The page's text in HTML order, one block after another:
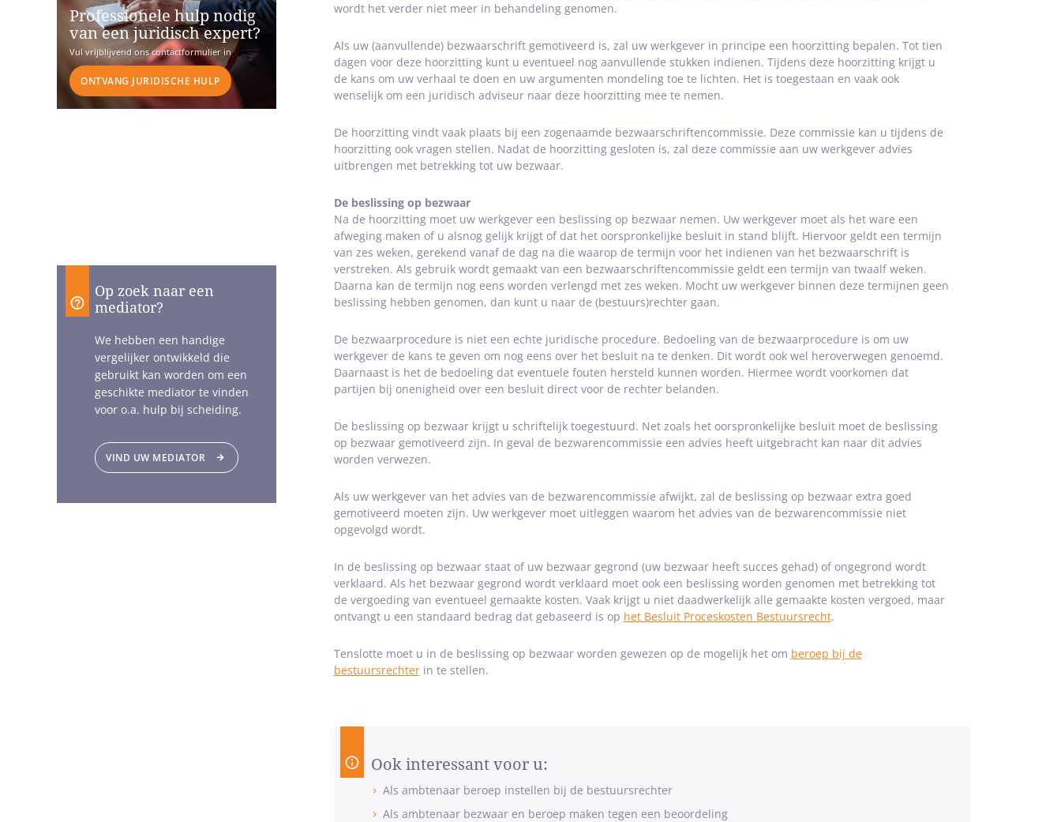
wordt het verder niet meer in behandeling genomen.
Als uw (aanvullende) bezwaarschrift gemotiveerd is, zal uw werkgever in principe een hoorzitting bepalen. Tot tien
dagen voor deze hoorzitting kunt u eventueel nog aanvullende stukken indienen. Tijdens deze hoorzitting krijgt u
de kans om uw verhaal te doen en uw argumenten mondeling toe te lichten. Het is toegestaan en vaak ook
wenselijk om een juridisch adviseur naar deze hoorzitting mee te nemen.
De hoorzitting vindt vaak plaats bij een zogenaamde bezwaarschriftencommissie. Deze commissie kan u tijdens de
hoorzitting ook vragen stellen. Nadat de hoorzitting gesloten is, zal deze commissie aan uw werkgever advies
uitbrengen met betrekking tot uw bezwaar.
De beslissing op bezwaar
Na de hoorzitting moet uw werkgever een beslissing op bezwaar nemen. Uw werkgever moet als het ware een
afweging maken of u alsnog gelijk krijgt of dat het oorspronkelijke besluit in stand blijft. Hiervoor geldt een termijn
van zes weken, gerekend vanaf de dag na die waarop de termijn voor het indienen van het bezwaarschrift is
verstreken. Als gebruik wordt gemaakt van een bezwaarschriftencommissie geldt een termijn van twaalf weken.
Daarna kan de termijn nog eens worden verlengd met zes weken. Mocht uw werkgever binnen deze termijnen geen
beslissing hebben genomen, dan kunt u naar de (bestuurs)rechter gaan.
De bezwaarprocedure is niet een echte juridische procedure. Bedoeling van de bezwaarprocedure is om uw
werkgever de kans te geven om nog eens over het besluit na te denken. Dit wordt ook wel heroverwegen genoemd.
Daarnaast is het de bedoeling dat eventuele fouten hersteld kunnen worden. Hiermee wordt voorkomen dat
partijen bij onenigheid over een besluit direct voor de rechter belanden.
De beslissing op bezwaar krijgt u schriftelijk toegestuurd. Net zoals het oorspronkelijke besluit moet de beslissing
op bezwaar gemotiveerd zijn. In geval de bezwarencommissie een advies heeft uitgebracht kan naar dit advies
worden verwezen.
Als uw werkgever van het advies van de bezwarencommissie afwijkt, zal de beslissing op bezwaar extra goed
gemotiveerd moeten zijn. Uw werkgever moet uitleggen waarom het advies van de bezwarencommissie niet
opgevolgd wordt.
In de beslissing op bezwaar staat of uw bezwaar gegrond (uw bezwaar heeft succes gehad) of ongegrond wordt
verklaard. Als het bezwaar gegrond wordt verklaard moet ook een beslissing worden genomen met betrekking tot
de vergoeding van eventueel gemaakte kosten. Vaak krijgt u niet daadwerkelijk alle gemaakte kosten vergoed, maar
ontvangt u een standaard bedrag dat gebaseerd is op het Besluit Proceskosten Bestuursrecht.
Tenslotte moet u in de beslissing op bezwaar worden gewezen op de mogelijk het om beroep bij de
bestuursrechterin te stellen.
Ook interessant voor u:
Als ambtenaar beroep instellen bij de bestuursrechter
Als ambtenaar bezwaar en beroep maken tegen een beoordeling
Professionele hulp nodig
van een juridisch expert?
Vul vrijblijvend ons contactformulier in
ONTVANG JURIDISCHE HULP
Op zoek naar een
mediator?
We hebben een handige
vergelijker ontwikkeld die
gebruikt kan worden om een
geschikte mediator te vinden
voor o.a. hulp bij scheiding.
VIND UW MEDIATOR